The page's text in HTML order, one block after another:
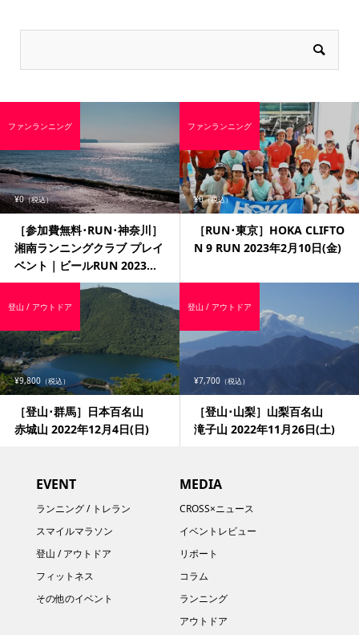
¥0（税込）
［参加費無料･RUN･神奈川］
湘南ランニングクラブ プレイ
ベント｜ビールRUN 2023...
ファンランニング
¥0（税込）
［RUN･東京］HOKA CLIFTO
N 9 RUN 2023年2月10日(金)
ファンランニング
¥9,800 （税込）
［登山･群馬］日本百名山
赤城山 2022年12月4日(日)
登山 / アウトドア
¥7,700 （税込）
［登山･山梨］山梨百名山
滝子山 2022年11月26日(土)
登山 / アウトドア
EVENT
ランニング / トレラン
スマイルマラソン
登山 / アウトドア
フィットネス
その他のイベント
MEDIA
CROSS×ニュース
イベントレビュー
リポート
コラム
ランニング
アウトドア